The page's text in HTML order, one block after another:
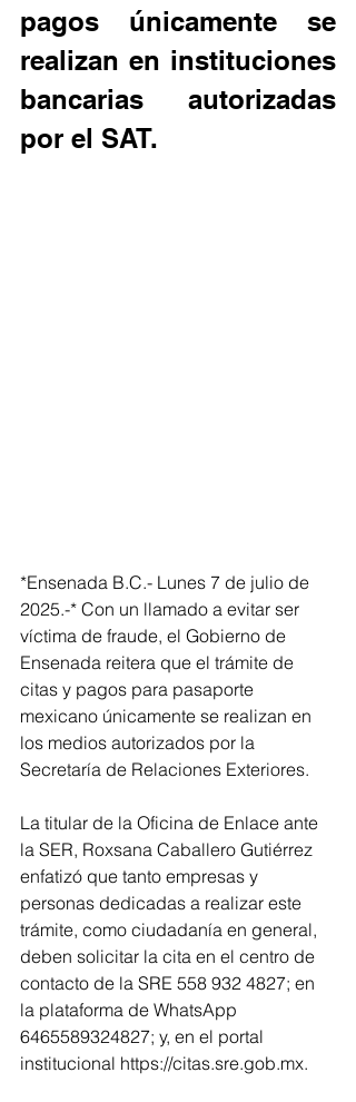
pagos únicamente se
realizan en instituciones
bancarias autorizadas
por el SAT.
*Ensenada B.C.- Lunes 7 de julio de
2025.-* Con un llamado a evitar ser
víctima de fraude, el Gobierno de
Ensenada reitera que el trámite de
citas y pagos para pasaporte
mexicano únicamente se realizan en
los medios autorizados por la
Secretaría de Relaciones Exteriores.
La titular de la Oficina de Enlace ante
la SER, Roxsana Caballero Gutiérrez
enfatizó que tanto empresas y
personas dedicadas a realizar este
trámite, como ciudadanía en general,
deben solicitar la cita en el centro de
contacto de la SRE 558 932 4827; en
la plataforma de WhatsApp
6465589324827; y, en el portal
institucional https://citas.sre.gob.mx.